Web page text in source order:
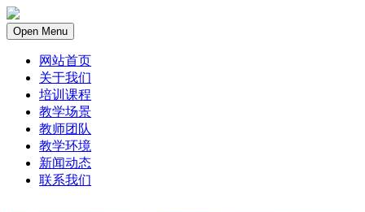
Open Menu
网站首页
关于我们
培训课程
教学场景
教师团队
教学环境
新闻动态
联系我们